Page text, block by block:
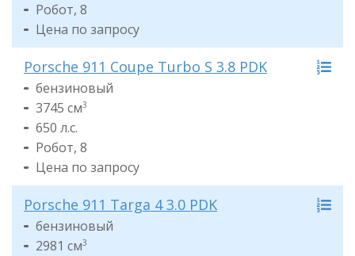
Робот, 8
Цена по запросу
Porsche 911 Coupe Turbo S 3.8 PDK
бензиновый
3745 см3
650 л.с.
Робот, 8
Цена по запросу
Porsche 911 Targa 4 3.0 PDK
бензиновый
2981 см3